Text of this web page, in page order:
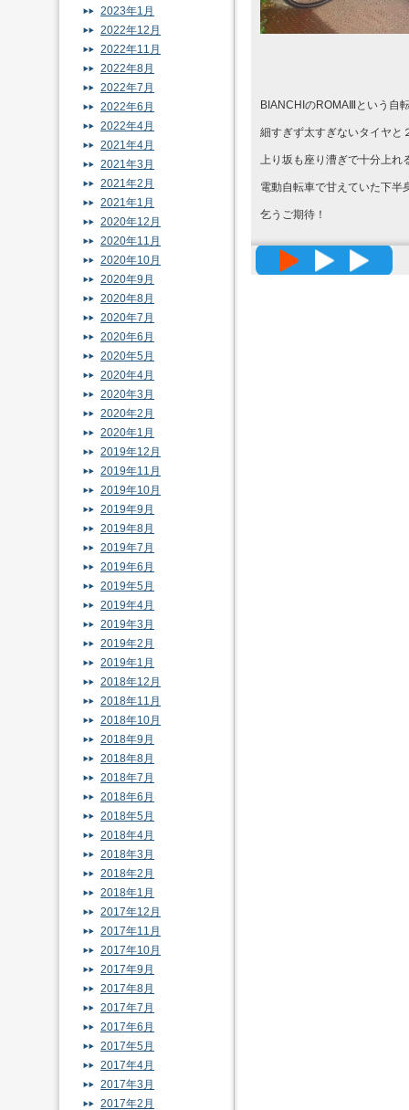
BIANCHIのROMAⅢという自
細すぎず太すぎないタイヤと
上り坂も座り漕ぎで十分上れ
電動自転車で甘えていた下半
乞うご期待！
高精度メ
2023年1月
2022年12月
2022年11月
2022年8月
2022年7月
2022年6月
2022年4月
2021年4月
2021年3月
2021年2月
2021年1月
2020年12月
2020年11月
2020年10月
2020年9月
2020年8月
2020年7月
2020年6月
2020年5月
2020年4月
2020年3月
2020年2月
2020年1月
2019年12月
2019年11月
2019年10月
2019年9月
2019年8月
2019年7月
2019年6月
2019年5月
2019年4月
2019年3月
2019年2月
2019年1月
2018年12月
2018年11月
2018年10月
2018年9月
2018年8月
2018年7月
2018年6月
2018年5月
2018年4月
2018年3月
2018年2月
2018年1月
2017年12月
2017年11月
2017年10月
2017年9月
2017年8月
2017年7月
2017年6月
2017年5月
2017年4月
2017年3月
2017年2月